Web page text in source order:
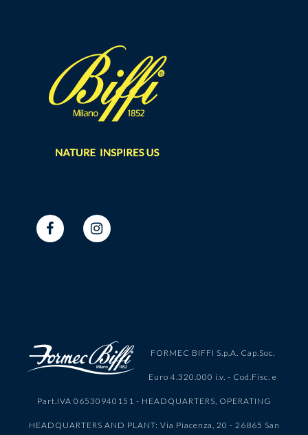
FORMEC BIFFI S.p.A. Cap.Soc.
Euro 4.320.000 i.v. - Cod.Fisc. e
Part.IVA 06530940151 - HEADQUARTERS, OPERATING
HEADQUARTERS AND PLANT: Via Piacenza, 20 - 26865 San